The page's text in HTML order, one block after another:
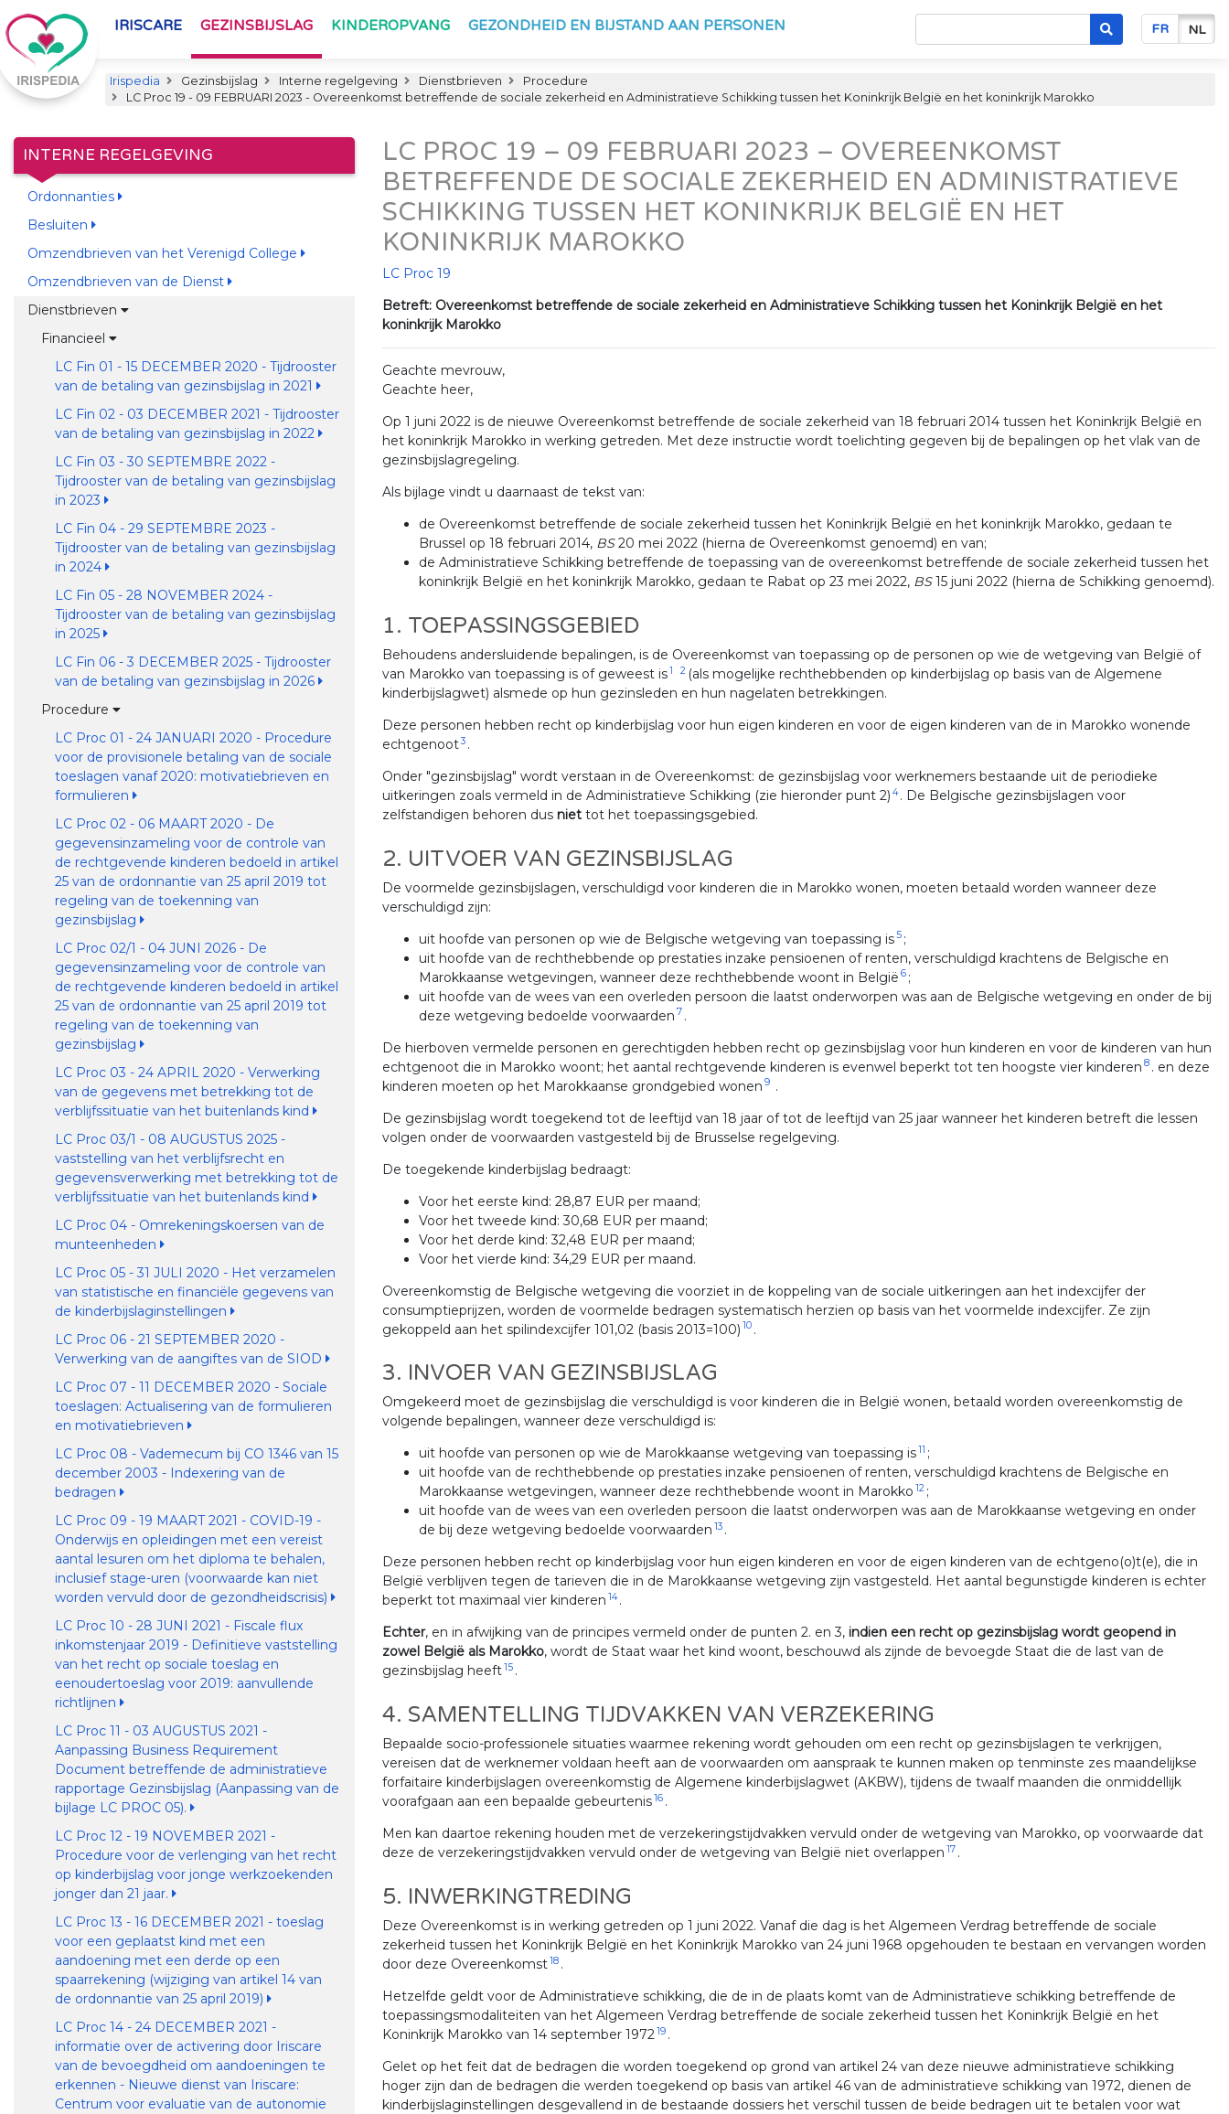
IRISCARE GEZINSBIJSLAG KINDEROPVANG GEZONDHEID EN BIJSTAND AAN PERSONEN FR NL
Irispedia Gezinsbijslag Interne regelgeving Dienstbrieven
Procedure
LC Proc 19 - 09 FEBRUARI 2023 - Overeenkomst betreffende de sociale zekerheid en Administratieve Schikking tussen het Koninkrijk België en het koninkrijk Marokko
INTERNE REGELGEVING
Ordonnanties
Besluiten
Omzendbrieven van het Verenigd College
Omzendbrieven van de Dienst
Dienstbrieven
Financieel
LC Fin 01 - 15 DECEMBER 2020 - Tijdrooster
van de betaling van gezinsbijslag in 2021
LC Fin 02 - 03 DECEMBER 2021 - Tijdrooster
van de betaling van gezinsbijslag in 2022
LC Fin 03 - 30 SEPTEMBRE 2022 -
Tijdrooster van de betaling van gezinsbijslag
in 2023
LC Fin 04 - 29 SEPTEMBRE 2023 -
Tijdrooster van de betaling van gezinsbijslag
in 2024
LC Fin 05 - 28 NOVEMBER 2024 -
Tijdrooster van de betaling van gezinsbijslag
in 2025
LC Fin 06 - 3 DECEMBER 2025 - Tijdrooster
van de betaling van gezinsbijslag in 2026
Procedure
LC Proc 01 - 24 JANUARI 2020 - Procedure
voor de provisionele betaling van de sociale
toeslagen vanaf 2020: motivatiebrieven en
formulieren
LC Proc 02 - 06 MAART 2020 - De
gegevensinzameling voor de controle van
de rechtgevende kinderen bedoeld in artikel
25 van de ordonnantie van 25 april 2019 tot
regeling van de toekenning van
gezinsbijslag
LC Proc 02/1 - 04 JUNI 2026 - De
gegevensinzameling voor de controle van
de rechtgevende kinderen bedoeld in artikel
25 van de ordonnantie van 25 april 2019 tot
regeling van de toekenning van
gezinsbijslag
LC Proc 03 - 24 APRIL 2020 - Verwerking
van de gegevens met betrekking tot de
verblijfssituatie van het buitenlands kind
LC Proc 03/1 - 08 AUGUSTUS 2025 -
vaststelling van het verblijfsrecht en
gegevensverwerking met betrekking tot de
verblijfssituatie van het buitenlands kind
LC Proc 04 - Omrekeningskoersen van de
munteenheden
LC Proc 05 - 31 JULI 2020 - Het verzamelen
van statistische en financiële gegevens van
de kinderbijslaginstellingen
LC Proc 06 - 21 SEPTEMBER 2020 -
Verwerking van de aangiftes van de SIOD
LC Proc 07 - 11 DECEMBER 2020 - Sociale
toeslagen: Actualisering van de formulieren
en motivatiebrieven
LC Proc 08 - Vademecum bij CO 1346 van 15
december 2003 - Indexering van de
bedragen
LC Proc 09 - 19 MAART 2021 - COVID-19 -
Onderwijs en opleidingen met een vereist
aantal lesuren om het diploma te behalen,
inclusief stage-uren (voorwaarde kan niet
worden vervuld door de gezondheidscrisis)
LC Proc 10 - 28 JUNI 2021 - Fiscale flux
inkomstenjaar 2019 - Definitieve vaststelling
van het recht op sociale toeslag en
eenoudertoeslag voor 2019: aanvullende
richtlijnen
LC Proc 11 - 03 AUGUSTUS 2021 -
Aanpassing Business Requirement
Document betreffende de administratieve
rapportage Gezinsbijslag (Aanpassing van de
bijlage LC PROC 05).
LC Proc 12 - 19 NOVEMBER 2021 -
Procedure voor de verlenging van het recht
op kinderbijslag voor jonge werkzoekenden
jonger dan 21 jaar.
LC Proc 13 - 16 DECEMBER 2021 - toeslag
voor een geplaatst kind met een
aandoening met een derde op een
spaarrekening (wijziging van artikel 14 van
de ordonnantie van 25 april 2019)
LC Proc 14 - 24 DECEMBER 2021 -
informatie over de activering door Iriscare
van de bevoegdheid om aandoeningen te
erkennen - Nieuwe dienst van Iriscare:
Centrum voor evaluatie van de autonomie
LC PROC 19 – 09 FEBRUARI 2023 – OVEREENKOMST
BETREFFENDE DE SOCIALE ZEKERHEID EN ADMINISTRATIEVE
SCHIKKING TUSSEN HET KONINKRIJK BELGIË EN HET
KONINKRIJK MAROKKO
LC Proc 19
Betreft: Overeenkomst betreffende de sociale zekerheid en Administratieve Schikking tussen het Koninkrijk België en het
koninkrijk Marokko
Geachte mevrouw,
Geachte heer,
Op 1 juni 2022 is de nieuwe Overeenkomst betreffende de sociale zekerheid van 18 februari 2014 tussen het Koninkrijk België en
het koninkrijk Marokko in werking getreden. Met deze instructie wordt toelichting gegeven bij de bepalingen op het vlak van de
gezinsbijslagregeling.
Als bijlage vindt u daarnaast de tekst van:
de Overeenkomst betreffende de sociale zekerheid tussen het Koninkrijk België en het koninkrijk Marokko, gedaan te
Brussel op 18 februari 2014, BS20 mei 2022 (hierna de Overeenkomst genoemd) en van;
de Administratieve Schikking betreffende de toepassing van de overeenkomst betreffende de sociale zekerheid tussen het
koninkrijk België en het koninkrijk Marokko, gedaan te Rabat op 23 mei 2022, BS15 juni 2022 (hierna de Schikking genoemd).
1. TOEPASSINGSGEBIED
Behoudens andersluidende bepalingen, is de Overeenkomst van toepassing op de personen op wie de wetgeving van België of
van Marokko van toepassing is of geweest is1 2 (als mogelijke rechthebbenden op kinderbijslag op basis van de Algemene
kinderbijslagwet) alsmede op hun gezinsleden en hun nagelaten betrekkingen.
Deze personen hebben recht op kinderbijslag voor hun eigen kinderen en voor de eigen kinderen van de in Marokko wonende
echtgenoot3 .
Onder "gezinsbijslag" wordt verstaan in de Overeenkomst: de gezinsbijslag voor werknemers bestaande uit de periodieke
uitkeringen zoals vermeld in de Administratieve Schikking (zie hieronder punt 2) 4 . De Belgische gezinsbijslagen voor
zelfstandigen behoren dus niet tot het toepassingsgebied.
2. UITVOER VAN GEZINSBIJSLAG
De voormelde gezinsbijslagen, verschuldigd voor kinderen die in Marokko wonen, moeten betaald worden wanneer deze
verschuldigd zijn:
uit hoofde van personen op wie de Belgische wetgeving van toepassing is5 ;
uit hoofde van de rechthebbende op prestaties inzake pensioenen of renten, verschuldigd krachtens de Belgische en
Marokkaanse wetgevingen, wanneer deze rechthebbende woont in België 6 ;
uit hoofde van de wees van een overleden persoon die laatst onderworpen was aan de Belgische wetgeving en onder de bij
deze wetgeving bedoelde voorwaarden 7 .
De hierboven vermelde personen en gerechtigden hebben recht op gezinsbijslag voor hun kinderen en voor de kinderen van hun
echtgenoot die in Marokko woont; het aantal rechtgevende kinderen is evenwel beperkt tot ten hoogste vier kinderen 8 . en deze
kinderen moeten op het Marokkaanse grondgebied wonen 9 .
De gezinsbijslag wordt toegekend tot de leeftijd van 18 jaar of tot de leeftijd van 25 jaar wanneer het kinderen betreft die lessen
volgen onder de voorwaarden vastgesteld bij de Brusselse regelgeving.
De toegekende kinderbijslag bedraagt:
Voor het eerste kind: 28,87 EUR per maand;
Voor het tweede kind: 30,68 EUR per maand;
Voor het derde kind: 32,48 EUR per maand;
Voor het vierde kind: 34,29 EUR per maand.
Overeenkomstig de Belgische wetgeving die voorziet in de koppeling van de sociale uitkeringen aan het indexcijfer der
consumptieprijzen, worden de voormelde bedragen systematisch herzien op basis van het voormelde indexcijfer. Ze zijn
gekoppeld aan het spilindexcijfer 101,02 (basis 2013=100) 10 .
3. INVOER VAN GEZINSBIJSLAG
Omgekeerd moet de gezinsbijslag die verschuldigd is voor kinderen die in België wonen, betaald worden overeenkomstig de
volgende bepalingen, wanneer deze verschuldigd is:
uit hoofde van personen op wie de Marokkaanse wetgeving van toepassing is11 ;
uit hoofde van de rechthebbende op prestaties inzake pensioenen of renten, verschuldigd krachtens de Belgische en
Marokkaanse wetgevingen, wanneer deze rechthebbende woont in Marokko 12 ;
uit hoofde van de wees van een overleden persoon die laatst onderworpen was aan de Marokkaanse wetgeving en onder
de bij deze wetgeving bedoelde voorwaarden 13 .
Deze personen hebben recht op kinderbijslag voor hun eigen kinderen en voor de eigen kinderen van de echtgeno(o)t(e), die in
België verblijven tegen de tarieven die in de Marokkaanse wetgeving zijn vastgesteld. Het aantal begunstigde kinderen is echter
beperkt tot maximaal vier kinderen 14 .
Echter, en in afwijking van de principes vermeld onder de punten 2. en 3, indien een recht op gezinsbijslag wordt geopend in
zowel België als Marokko, wordt de Staat waar het kind woont, beschouwd als zijnde de bevoegde Staat die de last van de
gezinsbijslag heeft15 .
4. SAMENTELLING TIJDVAKKEN VAN VERZEKERING
Bepaalde socio-professionele situaties waarmee rekening wordt gehouden om een recht op gezinsbijslagen te verkrijgen,
vereisen dat de werknemer voldaan heeft aan de voorwaarden om aanspraak te kunnen maken op tenminste zes maandelijkse
forfaitaire kinderbijslagen overeenkomstig de Algemene kinderbijslagwet (AKBW), tijdens de twaalf maanden die onmiddellijk
voorafgaan aan een bepaalde gebeurtenis16 .
Men kan daartoe rekening houden met de verzekeringstijdvakken vervuld onder de wetgeving van Marokko, op voorwaarde dat
deze de verzekeringstijdvakken vervuld onder de wetgeving van België niet overlappen 17 .
5. INWERKINGTREDING
Deze Overeenkomst is in werking getreden op 1 juni 2022. Vanaf die dag is het Algemeen Verdrag betreffende de sociale
zekerheid tussen het Koninkrijk België en het Koninkrijk Marokko van 24 juni 1968 opgehouden te bestaan en vervangen worden
door deze Overeenkomst18 .
Hetzelfde geldt voor de Administratieve schikking, die de in de plaats komt van de Administratieve schikking betreffende de
toepassingsmodaliteiten van het Algemeen Verdrag betreffende de sociale zekerheid tussen het Koninkrijk België en het
Koninkrijk Marokko van 14 september 197219 .
Gelet op het feit dat de bedragen die worden toegekend op grond van artikel 24 van deze nieuwe administratieve schikking
hoger zijn dan de bedragen die werden toegekend op basis van artikel 46 van de administratieve schikking van 1972, dienen de
kinderbijslaginstellingen desgevallend in de bestaande dossiers het verschil tussen de beide bedragen uit te betalen voor wat